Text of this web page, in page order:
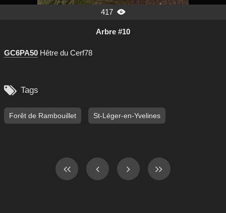
417 
Arbre #10
GC6PA50 Hêtre du Cerf78
 Tags
Forêt de Rambouillet St-Léger-en-Yvelines